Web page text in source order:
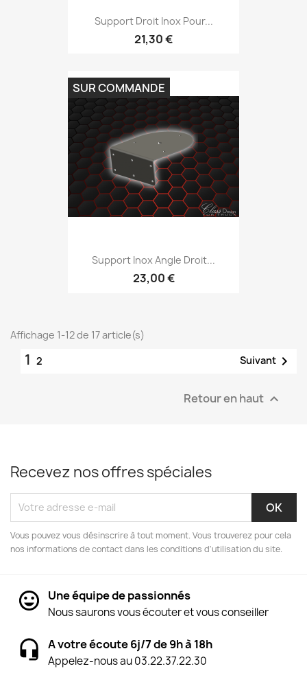
Support Droit Inox Pour...
21,30 €
Support Inox Angle Droit...
23,00 €
SUR COMMANDE
Affichage 1-12 de 17 article(s)
1 2 Suivant 
Retour en haut 
Recevez nos offres spéciales
Vous pouvez vous désinscrire à tout moment. Vous trouverez pour cela
nos informations de contact dans les conditions d'utilisation du site.
Une équipe de passionnés
Nous saurons vous écouter et vous conseiller
A votre écoute 6j/7 de 9h à 18h
Appelez-nous au 03.22.37.22.30